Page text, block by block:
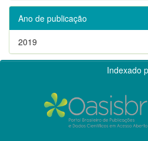
Ano de publicação
2019
Indexado